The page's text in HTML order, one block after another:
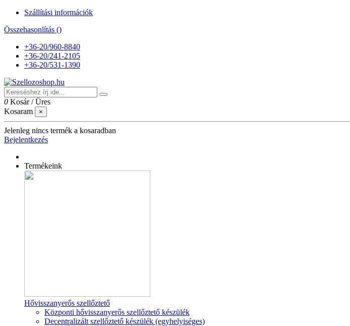
Szállítási információk
Összehasonlítás ()
+36-20/960-8840
+36-20/241-2105
+36-20/531-1390
0 Kosár /Üres
Kosaram
×
Jelenleg nincs termék a kosaradban
Bejelentkezés
Termékeink
Hővisszanyerős szellőztető
Központi hővisszanyerős szellőztető készülék
Decentralizált szellőztető készülék (egyhelyiséges)